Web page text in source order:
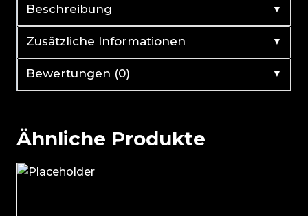
Beschreibung ▼
Zusätzliche Informationen ▼
Bewertungen (0) ▼
Ähnliche Produkte